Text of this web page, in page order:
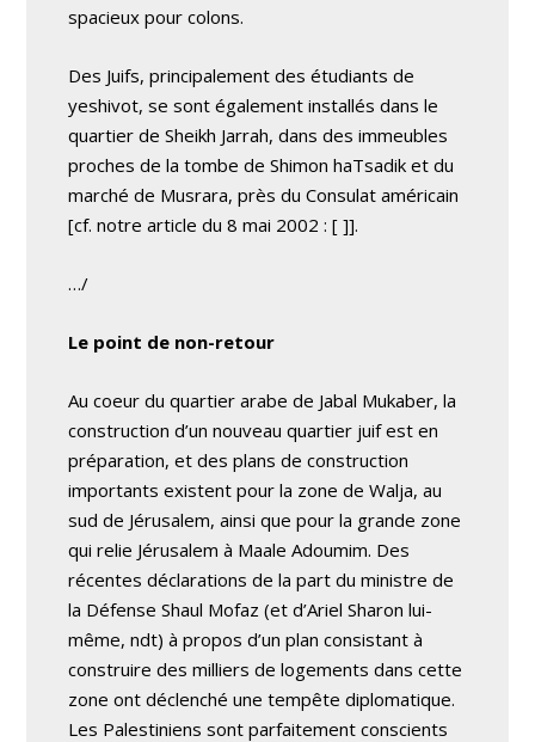
spacieux pour colons.
Des Juifs, principalement des étudiants de
yeshivot, se sont également installés dans le
quartier de Sheikh Jarrah, dans des immeubles
proches de la tombe de Shimon haTsadik et du
marché de Musrara, près du Consulat américain
[cf. notre article du 8 mai 2002 : [ ]].
…/
Le point de non-retour
Au coeur du quartier arabe de Jabal Mukaber, la
construction d’un nouveau quartier juif est en
préparation, et des plans de construction
importants existent pour la zone de Walja, au
sud de Jérusalem, ainsi que pour la grande zone
qui relie Jérusalem à Maale Adoumim. Des
récentes déclarations de la part du ministre de
la Défense Shaul Mofaz (et d’Ariel Sharon lui-
même, ndt) à propos d’un plan consistant à
construire des milliers de logements dans cette
zone ont déclenché une tempête diplomatique.
Les Palestiniens sont parfaitement conscients